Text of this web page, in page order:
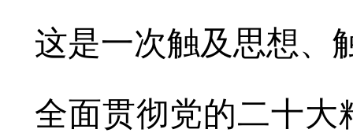
这是一次触及思想
全面贯彻党的二十大